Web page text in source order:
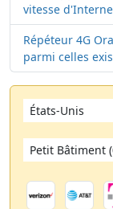
vitesse
Répéteur 4G
parmi celles